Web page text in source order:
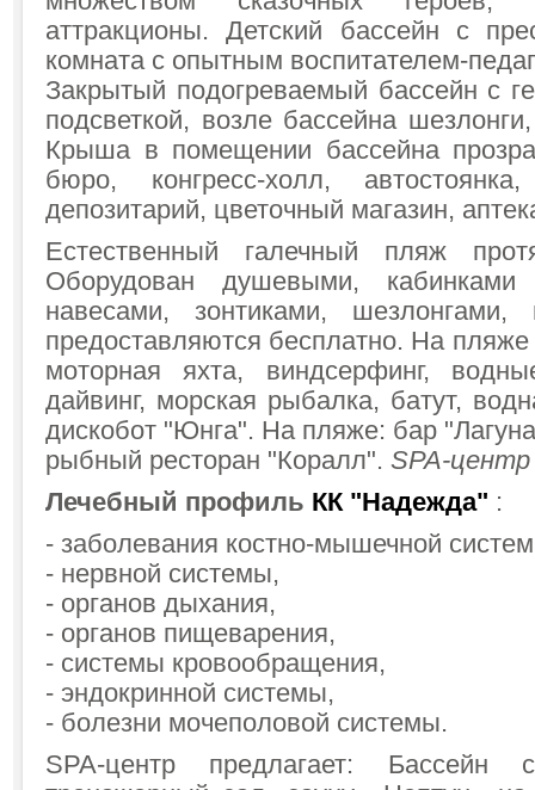
аттракционы. Детский бассейн с
комната с опытным воспитателем-
Закрытый подогреваемый бассейн с
подсветкой, возле бассейна
Крыша в помещении бассейна
бюро, конгресс-холл,
депозитарий, цветочный магазин,
Естественный галечный пляж
Оборудован душевыми, кабинками
навесами, зонтиками, шезлонгами,
предоставляются бесплатно. На
моторная яхта, виндсерфинг,
дайвинг, морская рыбалка, батут,
дискобот "Юнга". На пляже: бар
рыбный ресторан "Коралл". SPA-центр
Лечебный профиль КК "Надежда" :
- заболевания костно-мышечной
- нервной системы,
- органов дыхания,
- органов пищеварения,
- системы кровообращения,
- эндокринной системы,
- болезни мочеполовой системы.
SPA-центр предлагает: Бассейн